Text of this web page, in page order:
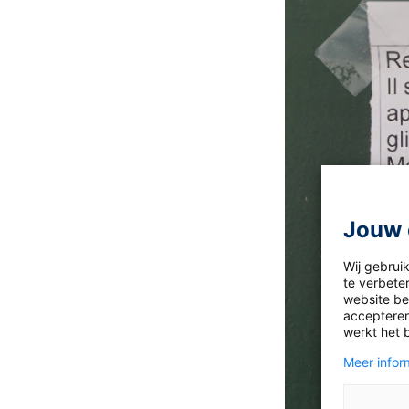
Jouw
Wij
te
website
werkt het
Meer